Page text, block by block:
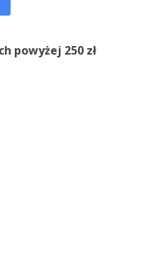
powyżej 250 zł